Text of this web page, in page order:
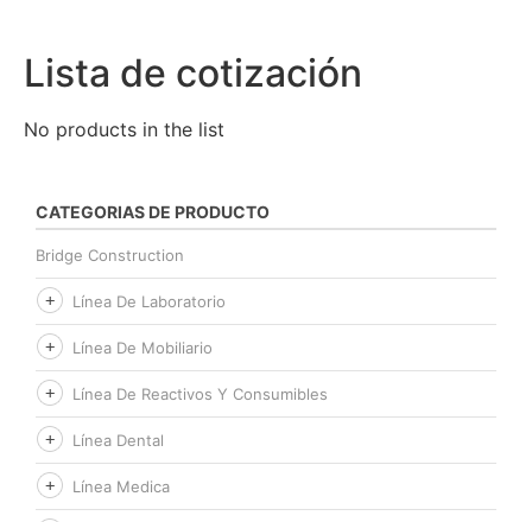
Lista de cotización
No products in the list
CATEGORIAS DE PRODUCTO
Bridge Construction
Línea De Laboratorio
Línea De Mobiliario
Línea De Reactivos Y Consumibles
Línea Dental
Línea Medica